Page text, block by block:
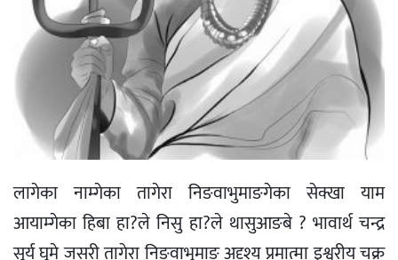
लागेका नाम्गेका तागेरा निङवाभुमाङगेका सेक्खा याम
आयाम्गेका हिबा हा?ले निसु हा?ले थासुआङबे ? भावार्थ चन्द्र
सूर्य घुमे जसरी तागेरा निङवाभुमाङ अदृश्य प्रमात्मा इश्वरीय चक्र